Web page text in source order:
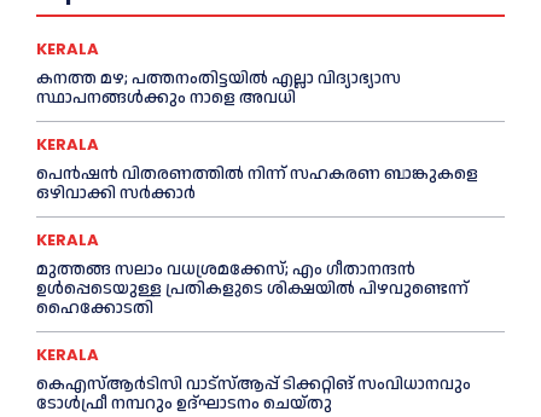
KERALA
കനത്ത മഴ; പത്തനംതിട്ടയില്‍ എല്ലാ വിദ്യാഭ്യാസ
സ്ഥാപനങ്ങള്‍ക്കും നാളെ അവധി
KERALA
പെൻഷൻ വിതരണത്തില്‍ നിന്ന് സഹകരണ ബാങ്കുകളെ
ഒഴിവാക്കി സര്‍ക്കാര്‍
KERALA
മുത്തങ്ങ സലാം വധശ്രമക്കേസ്; എം ഗീതാനന്ദൻ
ഉള്‍പ്പെടെയുള്ള പ്രതികളുടെ ശിക്ഷയില്‍ പിഴവുണ്ടെന്ന്
ഹൈക്കോടതി
KERALA
കെഎസ്‌ആര്‍ടിസി വാട്‌സ്‌ആപ്പ് ടിക്കറ്റിങ് സംവിധാനവും
ടോള്‍ഫ്രീ നമ്പറും ഉദ്ഘാടനം ചെയ്തു